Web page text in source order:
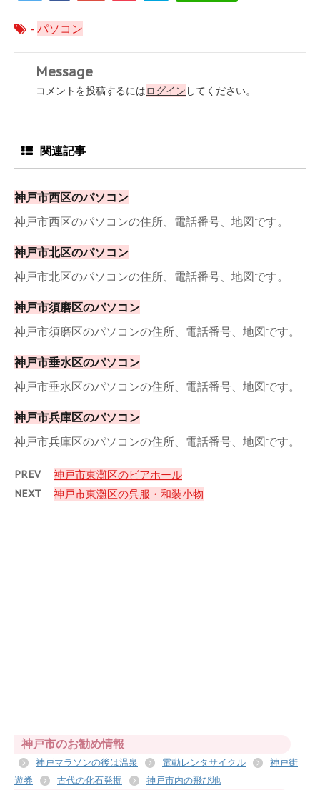
- パソコン
Message
コメントを投稿するにはログイン してください。
関連記事
神戸市西区のパソコン
神戸市西区のパソコンの住所、電話番号、地図です。
神戸市北区のパソコン
神戸市北区のパソコンの住所、電話番号、地図です。
神戸市須磨区のパソコン
神戸市須磨区のパソコンの住所、電話番号、地図です。
神戸市垂水区のパソコン
神戸市垂水区のパソコンの住所、電話番号、地図です。
神戸市兵庫区のパソコン
神戸市兵庫区のパソコンの住所、電話番号、地図です。
PREV 神戸市東灘区のビアホール
NEXT 神戸市東灘区の呉服・和装小物
神戸市のお勧め情報
神戸マラソンの後は温泉 電動レンタサイクル
神戸街
遊券
古代の化石発掘 神戸市内の飛び地